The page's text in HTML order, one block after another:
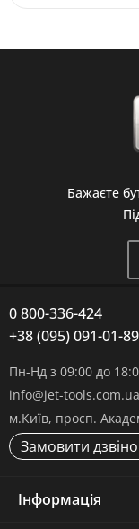
Бажаєте
0 800-336-424
+38 (095) 091-01-89
Пн-Нд з 09:00 до
info@jet-tools.com.ua
м.Київ, просп.
Замовити
Інформація